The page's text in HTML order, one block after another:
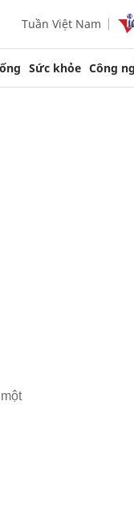
Tuần Việt Nam
Sức khỏe Công